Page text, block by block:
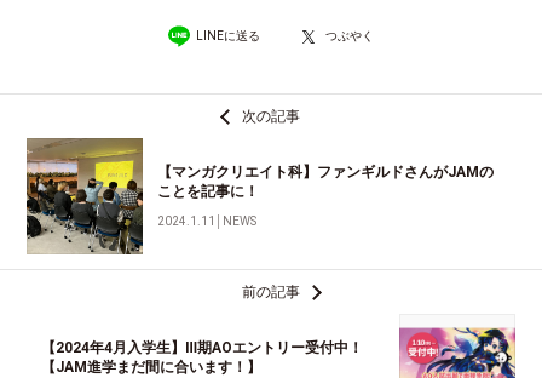
LINEに送る つぶやく
次の記事
【マンガクリエイト科】ファンギルドさんがJAMの
ことを記事に！
2024.1.11 NEWS
前の記事
【2024年4月入学生】Ⅲ期AOエントリー受付中！
【JAM進学まだ間に合います！】